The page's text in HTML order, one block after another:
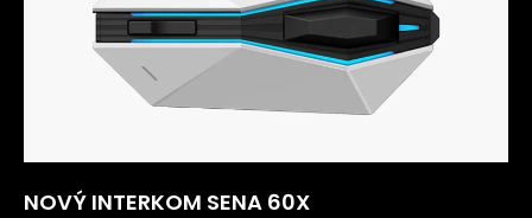
NOVÝ INTERKOM SENA 60X